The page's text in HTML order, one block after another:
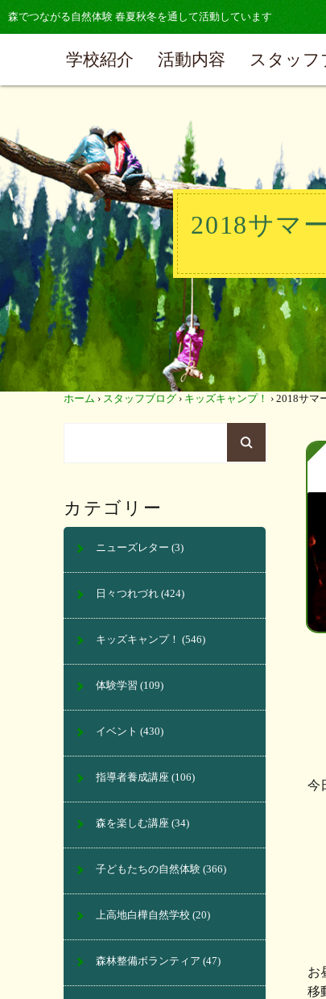
森でつながる自然体験 春夏秋冬を通して活動しています
学校紹介 活動内容 スタッフ
2018サマ
ホーム › スタッフブログ › キッズキャンプ！ › 2018サマ
今
お
移
カテゴリー
ニューズレター (3)
日々つれづれ (424)
キッズキャンプ！ (546)
体験学習 (109)
イベント (430)
指導者養成講座 (106)
森を楽しむ講座 (34)
子どもたちの自然体験 (366)
上高地白樺自然学校 (20)
森林整備ボランティア (47)